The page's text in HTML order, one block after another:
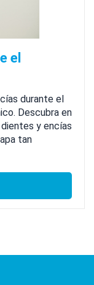
el
durante el
Descubra en
y encías
tan